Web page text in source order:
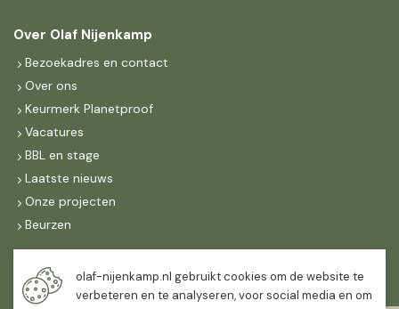
Over Olaf Nijenkamp
Bezoekadres en contact
Over ons
Keurmerk Planetproof
Vacatures
BBL en stage
Laatste nieuws
Onze projecten
Beurzen
Maandag t/m vrijdag
07:30- 16:30
olaf-nijenkamp.nl gebruikt cookies om de website te
verbeteren en te analyseren, voor social media en om